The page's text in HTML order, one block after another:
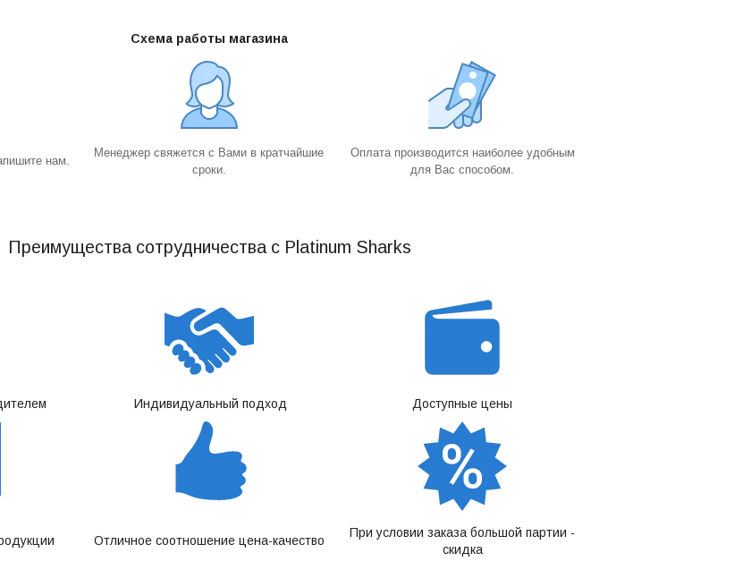
Схема работы магазина
нам.
Менеджер свяжется с Вами в кратчайшие
сроки.
Оплата производится наиболее удобным
для Вас способом.
Преимущества сотрудничества с Platinum Sharks
Индивидуальный подход Доступные цены
Отличное соотношение цена-качество
При условии заказа большой партии -
скидка